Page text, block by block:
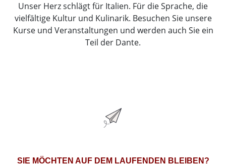
Unser Herz schlägt für Italien. Für die Sprache, die
vielfältige Kultur und Kulinarik. Besuchen Sie unsere
Kurse und Veranstaltungen und werden auch Sie ein
Teil der Dante.
SIE MÖCHTEN AUF DEM LAUFENDEN BLEIBEN?